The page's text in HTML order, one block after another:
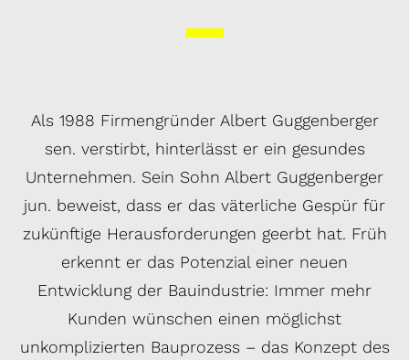
Als 1988 Firmengründer Albert Guggenberger
sen. verstirbt, hinterlässt er ein gesundes
Unternehmen. Sein Sohn Albert Guggenberger
jun. beweist, dass er das väterliche Gespür für
zukünftige Herausforderungen geerbt hat. Früh
erkennt er das Potenzial einer neuen
Entwicklung der Bauindustrie: Immer mehr
Kunden wünschen einen möglichst
unkomplizierten Bauprozess – das Konzept des